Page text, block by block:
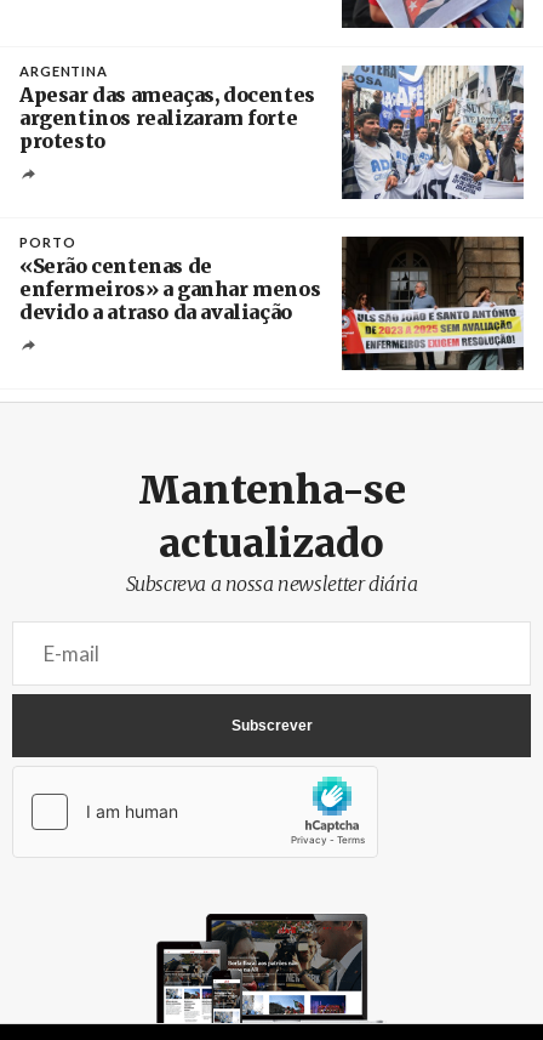
ARGENTINA
Apesar das ameaças, docentes
argentinos realizaram forte
protesto
PORTO
«Serão centenas de
enfermeiros» a ganhar menos
devido a atraso da avaliação
Mantenha-se
actualizado
Subscreva a nossa newsletter diária